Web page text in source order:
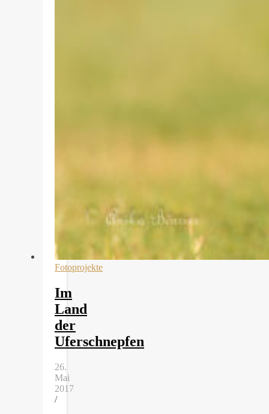
Fotoprojekte
Im
Land
der
Uferschnepfen
26.
Mai
2017
/